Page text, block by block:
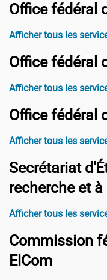
Office fédéral
Afficher tous les
Office fédéral
Afficher tous les
Office fédéral
Afficher tous les
Secrétariat
recherche et à
Afficher tous les
Commission
ElCom